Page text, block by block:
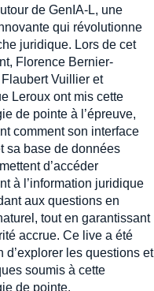
de GenIA‑L, une
qui révolutionne
juridique. Lors de cet
Florence Bernier-
Vuillier et
Leroux ont mis cette
de pointe à l’épreuve,
comment son interface
sa base de données
d’accéder
à l’information juridique
aux questions en
tout en garantissant
accrue. Ce live a été
d’explorer les questions et
soumis à cette
de pointe.